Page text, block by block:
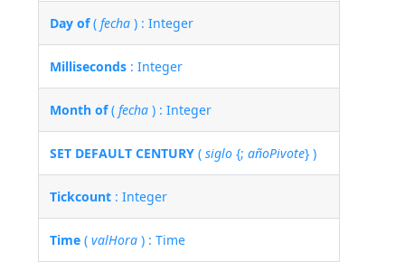
Day of(fecha ) : Integer
Milliseconds : Integer
Month of(fecha ) : Integer
SET DEFAULT CENTURY (siglo {;añoPivote} )
Tickcount : Integer
Time (valHora ) : Time